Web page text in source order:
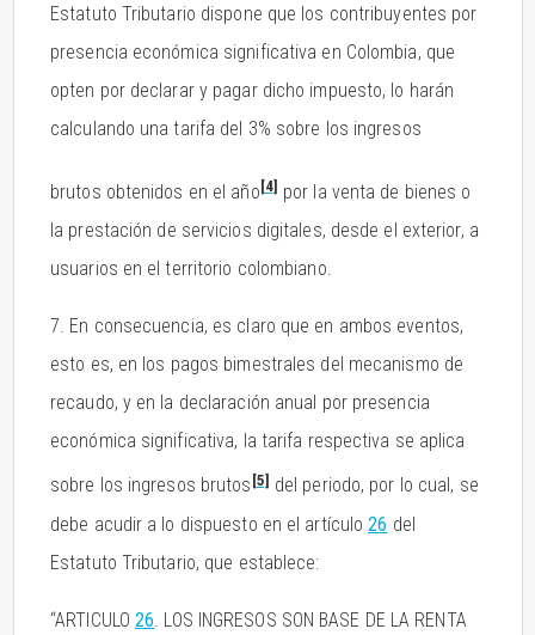
Estatuto Tributario dispone que los contribuyentes por
presencia económica significativa en Colombia, que
opten por declarar y pagar dicho impuesto, lo harán
calculando una tarifa del 3% sobre los ingresos
brutos obtenidos en el año [4] por la venta de bienes o
la prestación de servicios digitales, desde el exterior, a
usuarios en el territorio colombiano.
7. En consecuencia, es claro que en ambos eventos,
esto es, en los pagos bimestrales del mecanismo de
recaudo, y en la declaración anual por presencia
económica significativa, la tarifa respectiva se aplica
sobre los ingresos brutos [5] del periodo, por lo cual, se
debe acudir a lo dispuesto en el artículo26 del
Estatuto Tributario, que establece:
“ARTICULO 26 . LOS INGRESOS SON BASE DE LA RENTA